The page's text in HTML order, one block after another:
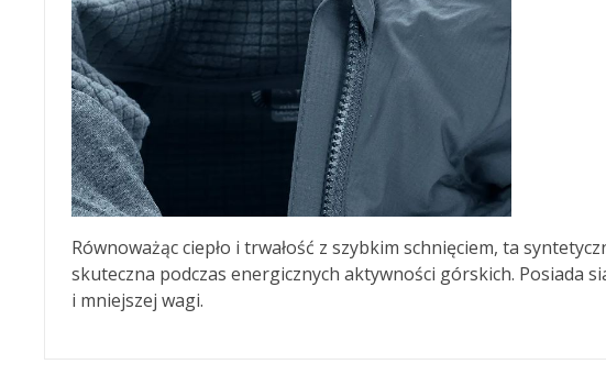
Równoważąc ciepło i trwałość z szybkim schnięciem, ta
skuteczna podczas energicznych aktywności górskich. Posiada
i mniejszej wagi.